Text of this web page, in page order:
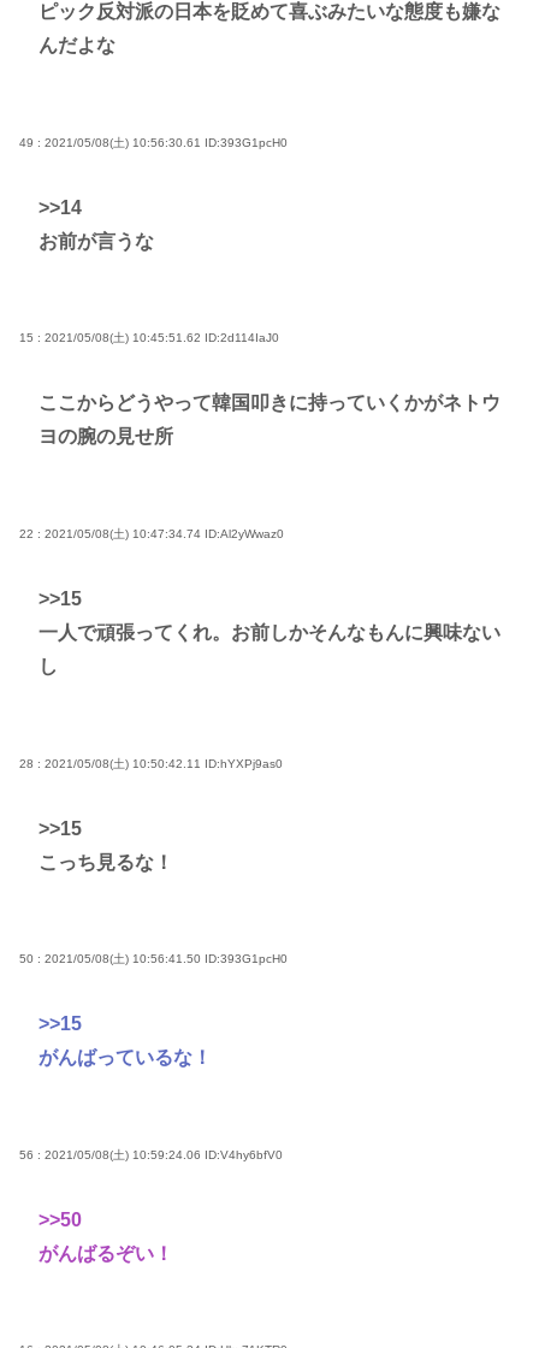
ピック反対派の日本を貶めて喜ぶみたいな態度も嫌な
んだよな
49 : 2021/05/08(土) 10:56:30.61 ID:393G1pcH0
>>14
お前が言うな
15 : 2021/05/08(土) 10:45:51.62 ID:2d114IaJ0
ここからどうやって韓国叩きに持っていくかがネトウ
ヨの腕の見せ所
22 : 2021/05/08(土) 10:47:34.74 ID:Al2yWwaz0
>>15
一人で頑張ってくれ。お前しかそんなもんに興味ない
し
28 : 2021/05/08(土) 10:50:42.11 ID:hYXPj9as0
>>15
こっち見るな！
50 : 2021/05/08(土) 10:56:41.50 ID:393G1pcH0
>>15
がんばっているな！
56 : 2021/05/08(土) 10:59:24.06 ID:V4hy6bfV0
>>50
がんばるぞい！